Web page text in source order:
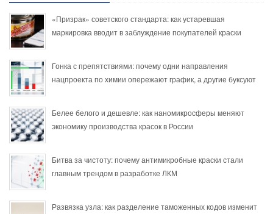
«Призрак» советского стандарта: как устаревшая
маркировка вводит в заблуждение покупателей краски
Гонка с препятствиями: почему одни направления
нацпроекта по химии опережают график, а другие буксуют
Белее белого и дешевле: как наномикросферы меняют
экономику производства красок в России
Битва за чистоту: почему антимикробные краски стали
главным трендом в разработке ЛКМ
Развязка узла: как разделение таможенных кодов изменит